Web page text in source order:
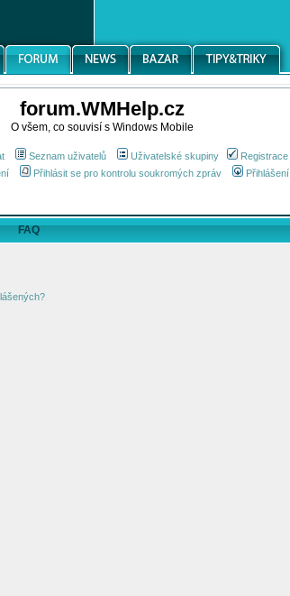
forum.WMHelp.cz
O všem, co souvisí s Windows Mobile
Seznam uživatelů Uživatelské skupiny
Registrace
Přihlásit se pro kontrolu soukromých zpráv Přihlášení
FAQ